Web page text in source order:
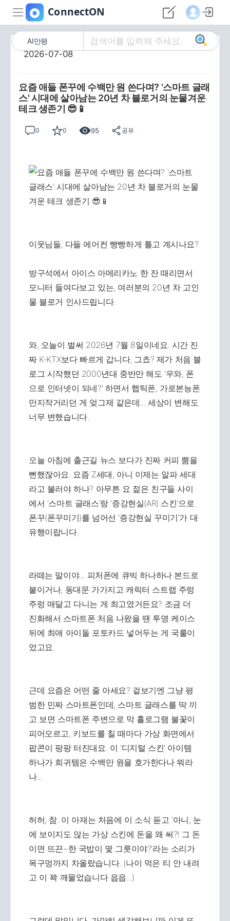
AI만평
2026-07-08
요즘 애들 폰꾸에 수백만 원 쓴다며? '스마트 글래
스' 시대에 살아남는 20년 차 블로거의 눈물겨운
테크 생존기 😎📱
0 0 95 공유
이웃님들, 다들 에어컨 빵빵하게 틀고 계시나요?
방구석에서 아이스 아메리카노 한 잔 때리면서
모니터 들여다보고 있는, 여러분의 20년 차 고인
물 블로거 인사드립니다.
와, 오늘이 벌써 2026년 7월 8일이네요. 시간 진
짜 K-KTX보다 빠르게 갑니다, 그쵸? 제가 처음 블
로그 시작했던 2000년대 중반만 해도 '우와, 폰
으로 인터넷이 되네?' 하면서 햅틱폰, 가로본능폰
만지작거리던 게 엊그제 같은데... 세상이 변해도
너무 변했습니다.
오늘 아침에 출근길 뉴스 보다가 진짜 커피 뿜을
뻔했잖아요. 요즘 Z세대, 아니 이제는 알파 세대
라고 불러야 하나? 아무튼 요 젊은 친구들 사이
에서 '스마트 글래스'랑 '증강현실(AR) 스킨'으로
폰꾸(폰꾸미기)를 넘어선 '증강현실 꾸미기'가 대
유행이랍니다.
라떼는 말이야... 피처폰에 큐빅 하나하나 본드로
붙이거나, 동대문 가가지고 캐릭터 스트랩 주렁
주렁 매달고 다니는 게 최고였거든요? 조금 더
진화해서 스마트폰 처음 나왔을 땐 투명 케이스
뒤에 최애 아이돌 포토카드 넣어두는 게 국룰이
었고요.
근데 요즘은 어떤 줄 아세요? 겉보기엔 그냥 평
범한 민짜 스마트폰인데, 스마트 글래스를 딱 끼
고 보면 스마트폰 주변으로 막 홀로그램 불꽃이
피어오르고, 키보드를 칠 때마다 가상 화면에서
팝콘이 팡팡 터진대요. 이 '디지털 스킨' 아이템
하나가 희귀템은 수백만 원을 호가한다나 뭐라
나...
허허, 참. 이 아재는 처음에 이 소식 듣고 '아니, 눈
에 보이지도 않는 가상 스킨에 돈을 왜 써?! 그 돈
이면 뜨끈~한 국밥이 몇 그릇이야?'라는 소리가
목구멍까지 차올랐습니다. (나이 먹은 티 안 내려
고 이 꽉 깨물었습니다 읍읍...)